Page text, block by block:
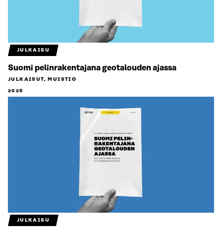
JULKAISU
Suomi pelinrakentajana geotalouden ajassa
JULKAISUT, MUISTIO
2026
JULKAISU